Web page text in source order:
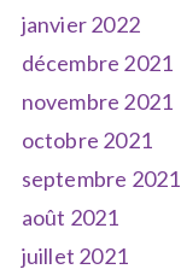
janvier 2022
décembre 2021
novembre 2021
octobre 2021
septembre 2021
août 2021
juillet 2021